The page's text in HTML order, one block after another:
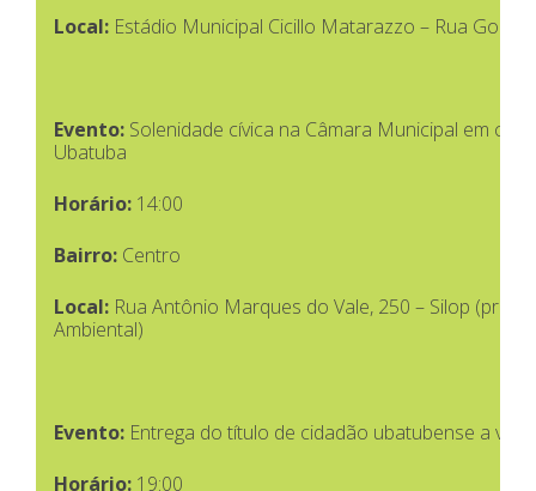
Local: Estádio Municipal Cicillo Matarazzo – Rua Goiás,
Evento: Solenidade cívica na Câmara Municipal em
Ubatuba
Horário: 14:00
Bairro: Centro
Local: Rua Antônio Marques do Vale, 250 – Silop
Ambiental)
Evento: Entrega do título de cidadão ubatubense a
Horário: 19:00